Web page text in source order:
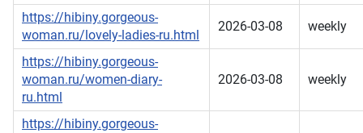
https://hibiny.gorgeous-
woman.ru/lovely-ladies-ru.html
2026-03-08 weekly
https://hibiny.gorgeous-
woman.ru/women-diary-
ru.html
2026-03-08 weekly
https://hibiny.gorgeous-